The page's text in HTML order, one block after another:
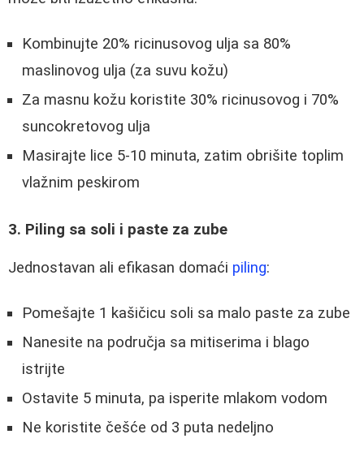
Kombinujte 20% ricinusovog ulja sa 80%
maslinovog ulja (za suvu kožu)
Za masnu kožu koristite 30% ricinusovog i 70%
suncokretovog ulja
Masirajte lice 5-10 minuta, zatim obrišite toplim
vlažnim peskirom
3. Piling sa soli i paste za zube
Jednostavan ali efikasan domaći piling:
Pomešajte 1 kašičicu soli sa malo paste za zube
Nanesite na područja sa mitiserima i blago
istrijte
Ostavite 5 minuta, pa isperite mlakom vodom
Ne koristite češće od 3 puta nedeljno